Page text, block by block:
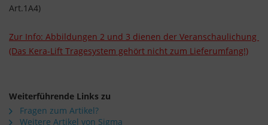
Art.1A4)
Zur Info: Abbildungen 2 und 3 dienen der Veranschaulichung
(Das Kera-Lift Tragesystem gehört nicht zum Lieferumfang!)
Weiterführende Links zu
Fragen zum Artikel?
Weitere Artikel von Sigma